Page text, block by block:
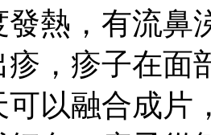
熱，有流鼻
疹，疹子在面
可以融合成片